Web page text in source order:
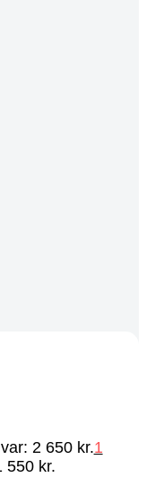
2 650 kr.1
550 kr.